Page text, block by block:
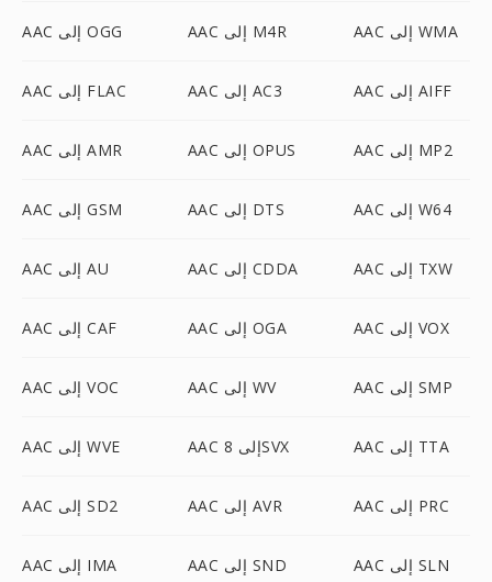
AAC إلى OGG AAC إلى M4R AAC إلى WMA
AAC إلى FLAC AAC إلى AC3 AAC إلى AIFF
AAC إلى AMR AAC إلى OPUS AAC إلى MP2
AAC إلى GSM AAC إلى DTS AAC إلى W64
AAC إلى AU AAC إلى CDDA AAC إلى TXW
AAC إلى CAF AAC إلى OGA AAC إلى VOX
AAC إلى VOC AAC إلى WV AAC إلى SMP
AAC إلى WVE AAC إلى 8SVX AAC إلى TTA
AAC إلى SD2 AAC إلى AVR AAC إلى PRC
AAC إلى IMA AAC إلى SND AAC إلى SLN